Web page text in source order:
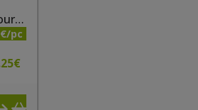
Oeufs bio x6 Ferme du Four à Verre - Vergnies
pc
€